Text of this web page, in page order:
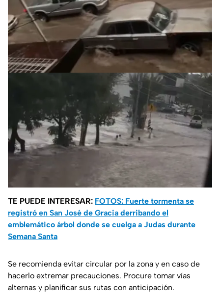
TE PUEDE INTERESAR: FOTOS: Fuerte tormenta se
registró en San José de Gracia derribando el
emblemático árbol donde se cuelga a Judas durante
Semana Santa
Se recomienda evitar circular por la zona y en caso de
hacerlo extremar precauciones. Procure tomar vías
alternas y planificar sus rutas con anticipación.